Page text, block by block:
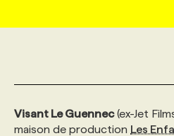
AFFAIRES DE
INITIATIVES
WEB & MÉDIAS
MARKETING
INFOLETTRE PUBLICITÉ
ANNONCEZ AVEC NOUS
CONSULTER LA
PROFIL ENTREPRISE
VOIR LES OFFRES
PROFIL CANDIDAT
FAQ
ANNONCEZ AVEC NOUS
NOS FORMATIONS EN
NOS PARCOURS DE
CHASSE DE TÊTE
SERVICE DE CHASSE DE
Visant Le Guennec(ex-Jet
maison de production Les